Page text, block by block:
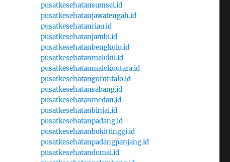
pusatkesehatansumsel.id
pusatkesehatanjawatengah.id
pusatkesehatanriau.id
pusatkesehatanjambi.id
pusatkesehatanbengkulu.id
pusatkesehatanmaluku.id
pusatkesehatanmalukuutara.id
pusatkesehatangorontalo.id
pusatkesehatansabang.id
pusatkesehatanmedan.id
pusatkesehatanbinjai.id
pusatkesehatanpadang.id
pusatkesehatanbukittinggi.id
pusatkesehatanpadangpanjang.id
pusatkesehatandumai.id